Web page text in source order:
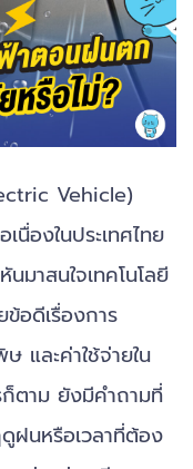
Vehicle)
นื่องในประเทศไทย
มาสนใจเทคโนโลยี
อดีเรื่องการ
และค่าใช้จ่ายใน
ก็ตาม ยังมีคำถามที่
ฝนหรือเวลาที่ต้อง